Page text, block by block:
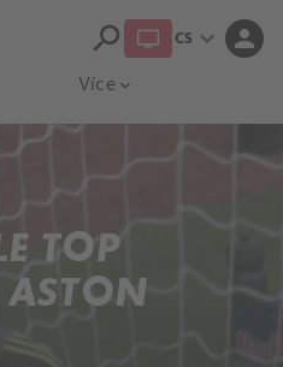
Více expand_more
search CS expand_more person
TOP
ASTON